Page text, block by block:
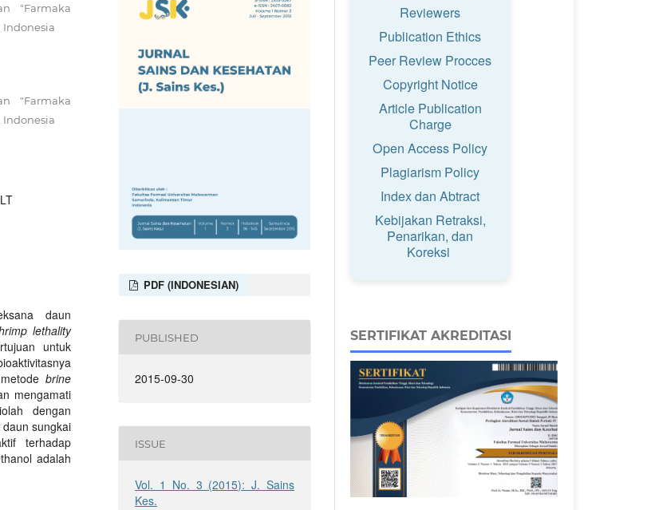
"Farmaka
Indonesia
"Farmaka
Indonesia
daun
lethality
untuk
brine
mengamati
dengan
sungkai
terhadap
adalah
PDF (INDONESIAN)
PUBLISHED
2015-09-30
ISSUE
Vol. 1 No. 3 (2015): J. Sains
Kes.
Reviewers
Publication Ethics
Peer Review Procces
Copyright Notice
Article Publication
Charge
Open Access Policy
Plagiarism Policy
Index dan Abtract
Kebijakan Retraksi,
Penarikan, dan
Koreksi
SERTIFIKAT AKREDITASI